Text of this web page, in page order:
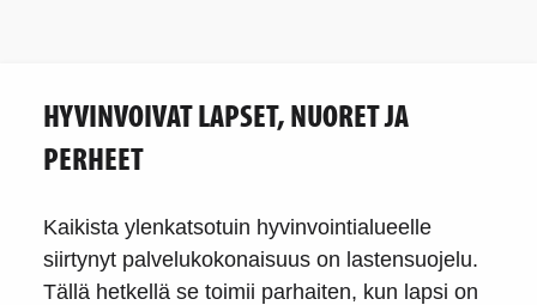
HYVINVOIVAT LAPSET, NUORET JA
PERHEET
Kaikista ylenkatsotuin hyvinvointialueelle
siirtynyt palvelukokonaisuus on lastensuojelu.
Tällä hetkellä se toimii parhaiten, kun lapsi on